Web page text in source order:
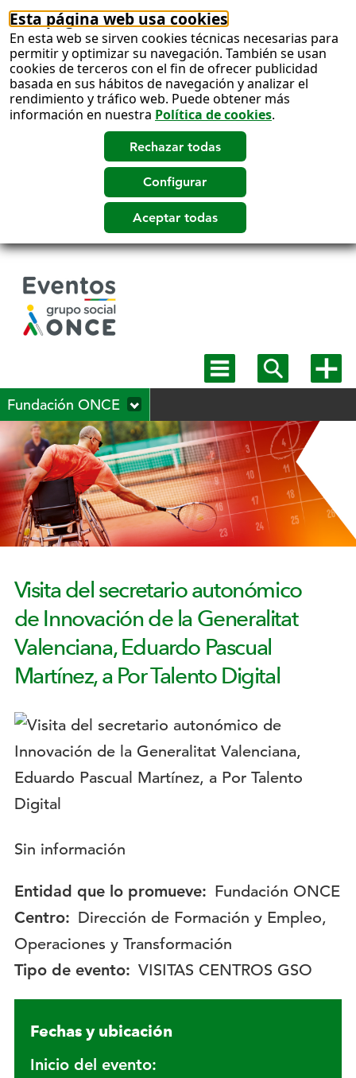
Esta página web usa cookies
En esta web se sirven cookies técnicas necesarias para
permitir y optimizar su navegación. También se usan
cookies de terceros con el fin de ofrecer publicidad
basada en sus hábitos de navegación y analizar el
rendimiento y tráfico web. Puede obtener más
información en nuestra Política de cookies.
Mostrar
menú
Mostrar
buscadormás
Fundación ONCE
Visita del secretario autonómico
de Innovación de la Generalitat
Valenciana, Eduardo Pascual
Martínez, a Por Talento Digital
Logotipo:
Descripción:
Sin información
Entidad que lo promueve: Fundación ONCE
Centro: Dirección de Formación y Empleo,
Operaciones y Transformación
Tipo de evento: VISITAS CENTROS GSO
Fechas y ubicación
Inicio del evento: